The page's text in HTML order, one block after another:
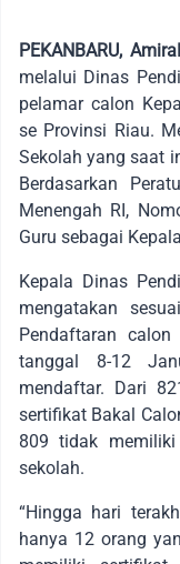
PEKANBARU,
melalui Dinas
pelamar calon
se Provinsi Riau.
Sekolah yang saat
Berdasarkan
Menengah RI,
Guru sebagai
Kepala Dinas
mengatakan
Pendaftaran
tanggal 8-12
mendaftar. Dari
sertifikat Bakal
809 tidak
sekolah.
“Hingga hari
hanya 12 orang